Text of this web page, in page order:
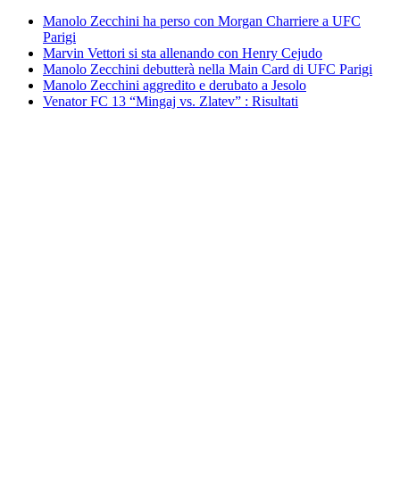
Manolo Zecchini ha perso con Morgan Charriere a UFC
Parigi
Marvin Vettori si sta allenando con Henry Cejudo
Manolo Zecchini debutterà nella Main Card di UFC Parigi
Manolo Zecchini aggredito e derubato a Jesolo
Venator FC 13 “Mingaj vs. Zlatev” : Risultati